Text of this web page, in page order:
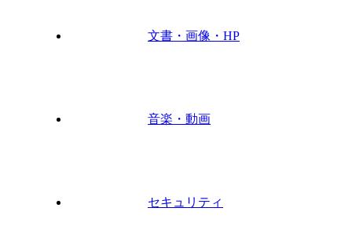
文書・画像・HP
音楽・動画
セキュリティ